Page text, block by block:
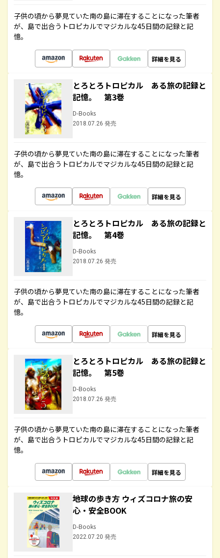
子供の頃から夢見ていた南の島に滞在することになった筆者
が、島で出合うトロピカルでマジカルな45日間の記録と記
憶。
詳細を見る
とろとろトロピカル ある旅の記録と
記憶。 第3巻
D-Books
2018.07.26 発売
子供の頃から夢見ていた南の島に滞在することになった筆者
が、島で出合うトロピカルでマジカルな45日間の記録と記
憶。
詳細を見る
とろとろトロピカル ある旅の記録と
記憶。 第4巻
D-Books
2018.07.26 発売
子供の頃から夢見ていた南の島に滞在することになった筆者
が、島で出合うトロピカルでマジカルな45日間の記録と記
憶。
詳細を見る
とろとろトロピカル ある旅の記録と
記憶。 第5巻
D-Books
2018.07.26 発売
子供の頃から夢見ていた南の島に滞在することになった筆者
が、島で出合うトロピカルでマジカルな45日間の記録と記
憶。
詳細を見る
地球の歩き方 ウィズコロナ旅の安
心・安全BOOK
D-Books
2022.07.20 発売